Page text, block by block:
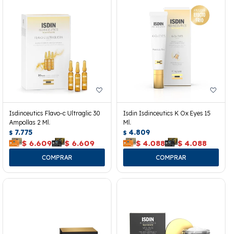
Isdinceutics Flavo-c Ultraglic 30
Ampollas 2 Ml.
$ 7.775
$ 6.609 $ 6.609
Isdin Isdinceutics K Ox Eyes 15
Ml.
$ 4.809
$ 4.088 $ 4.088